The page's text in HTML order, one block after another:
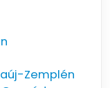
Zemplén